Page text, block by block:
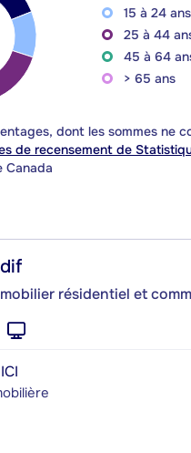
15 à 24 ans
25 à 44
45 à 64
> 65 ans
dont les sommes ne
de recensement de
Canada
résidentiel et